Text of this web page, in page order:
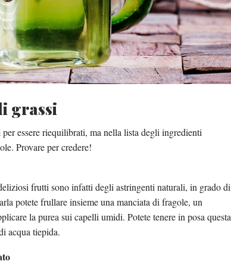
grassi
essere riequilibrati, ma nella lista degli ingredienti
Provare per credere!
frutti sono infatti degli astringenti naturali, in grado di
potete frullare insieme una manciata di fragole, un
la purea sui capelli umidi. Potete tenere in posa questa
acqua tiepida.